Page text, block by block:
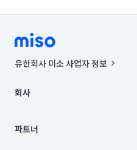
유한회사 미소 사업자 정보
00019 |
주소 | 본사: 서울특별시 종로구 율
컨택센터 : 서울특별시 종로구 수송
회사
채용
파트너